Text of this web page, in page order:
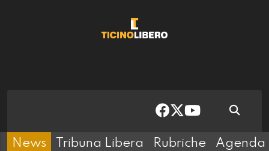
News Tribuna Libera Rubriche Agenda